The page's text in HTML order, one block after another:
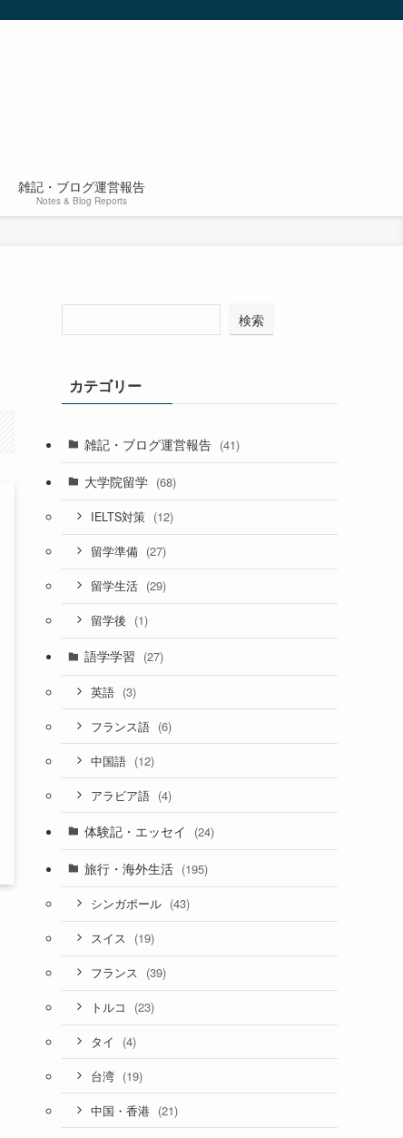
雑記・ブログ運営報告
Notes & Blog Reports
検索
カテゴリー
雑記・ブログ運営報告 (41)
大学院留学 (68)
IELTS対策 (12)
留学準備 (27)
留学生活 (29)
留学後 (1)
語学学習 (27)
英語 (3)
フランス語 (6)
中国語 (12)
アラビア語 (4)
体験記・エッセイ (24)
旅行・海外生活 (195)
シンガポール (43)
スイス (19)
フランス (39)
トルコ (23)
タイ (4)
台湾 (19)
中国・香港 (21)